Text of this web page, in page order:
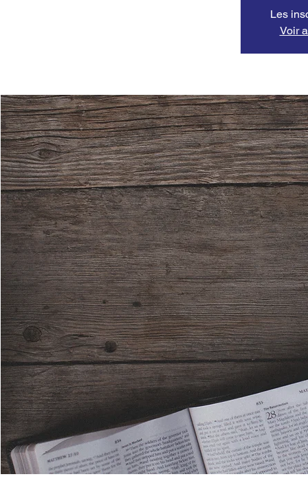
Les
Voir